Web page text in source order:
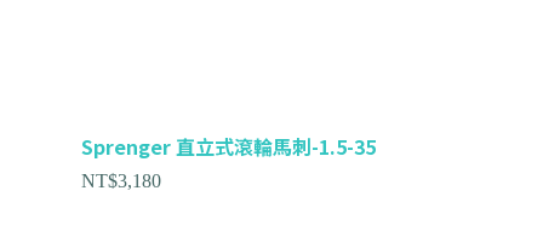
Sprenger 直立式滾輪馬刺-1.5-35
NT$3,180